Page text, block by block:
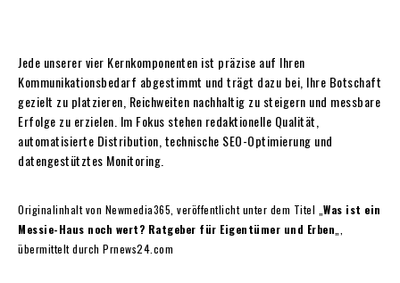
Jede unserer vier Kernkomponenten ist präzise auf Ihren
Kommunikationsbedarf abgestimmt und trägt dazu bei, Ihre Botschaft
gezielt zu platzieren, Reichweiten nachhaltig zu steigern und messbare
Erfolge zu erzielen. Im Fokus stehen redaktionelle Qualität,
automatisierte Distribution, technische SEO-Optimierung und
datengestütztes Monitoring.
Originalinhalt von Newmedia365, veröffentlicht unter dem Titel „ Was ist ein
Messie-Haus noch wert? Ratgeber für Eigentümer und Erben
übermittelt durch Prnews24.com